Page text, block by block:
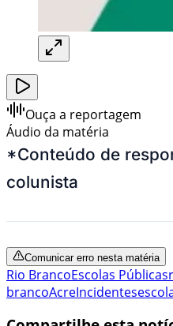
Ouça a reportagem
Áudio da matéria
*Conteúdo de
colunista
Comunicar erro nesta matéria
Rio BrancoEscolas Públicas
brancoAcreIncidentes